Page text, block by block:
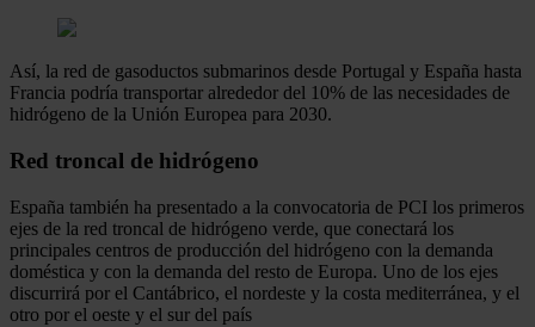
Así, la red de gasoductos submarinos desde Portugal y España hasta
Francia podría transportar alrededor del 10% de las necesidades de
hidrógeno de la Unión Europea para 2030.
Red troncal de hidrógeno
España también ha presentado a la convocatoria de PCI los primeros
ejes de la red troncal de hidrógeno verde, que conectará los
principales centros de producción del hidrógeno con la demanda
doméstica y con la demanda del resto de Europa. Uno de los ejes
discurrirá por el Cantábrico, el nordeste y la costa mediterránea, y el
otro por el oeste y el sur del país